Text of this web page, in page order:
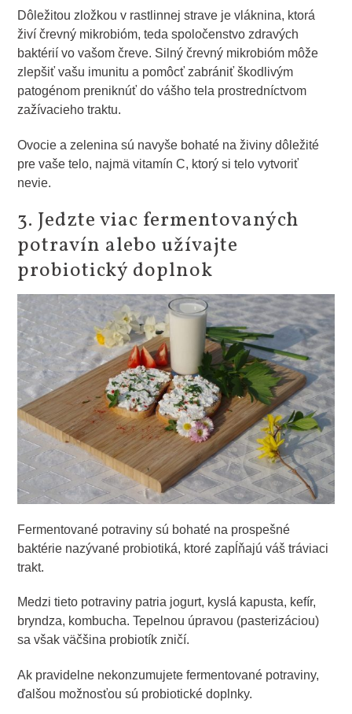
Dôležitou zložkou v rastlinnej strave je vláknina, ktorá
živí črevný mikrobióm, teda spoločenstvo zdravých
baktérií vo vašom čreve. Silný črevný mikrobióm môže
zlepšiť vašu imunitu a pomôcť zabrániť škodlivým
patogénom preniknúť do vášho tela prostredníctvom
zažívacieho traktu.
Ovocie a zelenina sú navyše bohaté na živiny dôležité
pre vaše telo, najmä vitamín C, ktorý si telo vytvoriť
nevie.
3. Jedzte viac fermentovaných
potravín alebo užívajte
probiotický doplnok
Fermentované potraviny sú bohaté na prospešné
baktérie nazývané probiotiká, ktoré zapĺňajú váš tráviaci
trakt.
Medzi tieto potraviny patria jogurt, kyslá kapusta, kefír,
bryndza, kombucha. Tepelnou úpravou (pasterizáciou)
sa však väčšina probiotík zničí.
Ak pravidelne nekonzumujete fermentované potraviny,
ďalšou možnosťou sú probiotické doplnky.